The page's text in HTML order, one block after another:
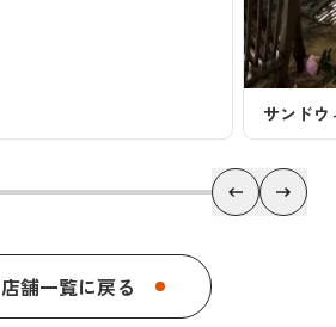
サンドウィッチカフェ サントピア
店舗一覧に戻る